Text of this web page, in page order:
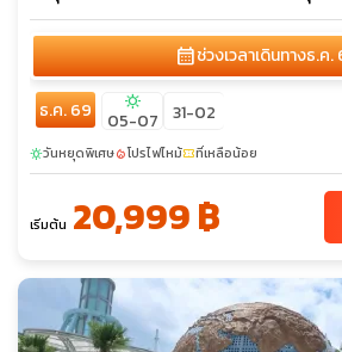
calendar_monthช่วงเวลาเดินทางธ.ค.
ธ.ค. 69 sunny
05-07 31-02
sunnyวันหยุดพิเศษlocal_fire_departmentโปรไฟไหม้confirmation_numberที่เหลือน้อย
เริ่มต้น 20,999 ฿